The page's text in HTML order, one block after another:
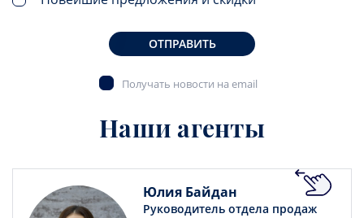
ОТПРАВИТЬ
Получать новости на email
Наши агенты
Юлия Байдан
Руководитель отдела продаж